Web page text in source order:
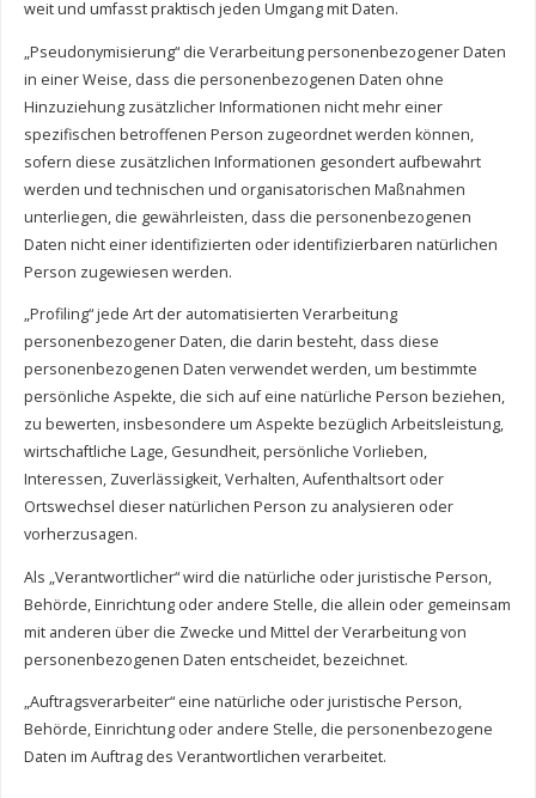
weit und umfasst praktisch jeden Umgang mit Daten.
„Pseudonymisierung“ die Verarbeitung personenbezogener Daten
in einer Weise, dass die personenbezogenen Daten ohne
Hinzuziehung zusätzlicher Informationen nicht mehr einer
spezifischen betroffenen Person zugeordnet werden können,
sofern diese zusätzlichen Informationen gesondert aufbewahrt
werden und technischen und organisatorischen Maßnahmen
unterliegen, die gewährleisten, dass die personenbezogenen
Daten nicht einer identifizierten oder identifizierbaren natürlichen
Person zugewiesen werden.
„Profiling“ jede Art der automatisierten Verarbeitung
personenbezogener Daten, die darin besteht, dass diese
personenbezogenen Daten verwendet werden, um bestimmte
persönliche Aspekte, die sich auf eine natürliche Person beziehen,
zu bewerten, insbesondere um Aspekte bezüglich Arbeitsleistung,
wirtschaftliche Lage, Gesundheit, persönliche Vorlieben,
Interessen, Zuverlässigkeit, Verhalten, Aufenthaltsort oder
Ortswechsel dieser natürlichen Person zu analysieren oder
vorherzusagen.
Als „Verantwortlicher“ wird die natürliche oder juristische Person,
Behörde, Einrichtung oder andere Stelle, die allein oder gemeinsam
mit anderen über die Zwecke und Mittel der Verarbeitung von
personenbezogenen Daten entscheidet, bezeichnet.
„Auftragsverarbeiter“ eine natürliche oder juristische Person,
Behörde, Einrichtung oder andere Stelle, die personenbezogene
Daten im Auftrag des Verantwortlichen verarbeitet.